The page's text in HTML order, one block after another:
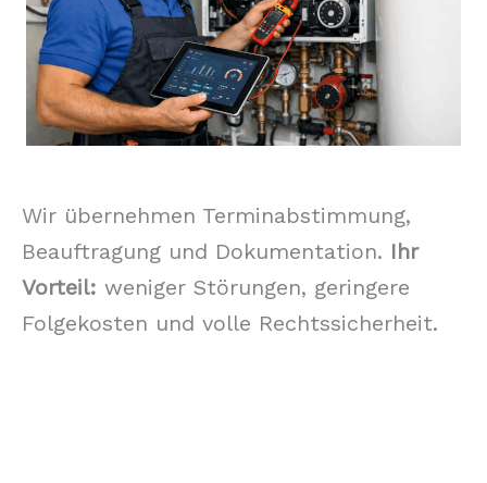
Wir übernehmen Terminabstimmung,
Beauftragung und Dokumentation. Ihr
Vorteil: weniger Störungen, geringere
Folgekosten und volle Rechtssicherheit.